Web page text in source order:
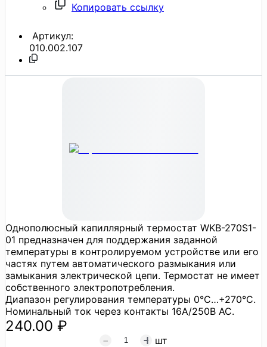
Копировать ссылку
Артикул:
010.002.107
Однополюсный капиллярный термостат WKB-270S1-
01 предназначен для поддержания заданной
температуры в контролируемом устройстве или его
частях путем автоматического размыкания или
замыкания электрической цепи. Термостат не имеет
собственного электропотребления.
Диапазон регулирования температуры 0°C…+270°C.
Номинальный ток через контакты 16А/250В АС.
240.00 ₽
шт